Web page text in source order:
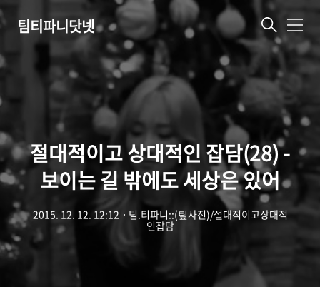
팀티파니닷넷 메
뉴
절대적이고 상대적인 잡담(28) -
보이는 길 밖에도 세상은 있어
2015. 12. 12. 12:12 ㆍ 팀.티파니::(팊사전)/절대적이고상대적
인잡담